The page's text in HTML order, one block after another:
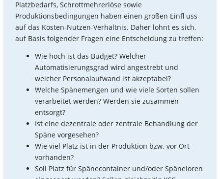
Platzbedarfs, Schrottmehrerlöse sowie
Produktionsbedingungen haben einen großen Einfl uss
auf das Kosten-Nutzen-Verhältnis. Daher lohnt es sich,
auf Basis folgender Fragen eine Entscheidung zu treffen:
Wie hoch ist das Budget? Welcher
Automatisierungsgrad wird angestrebt und
welcher Personalaufwand ist akzeptabel?
Welche Spänemengen und wie viele Sorten sollen
verarbeitet werden? Werden sie zusammen
entsorgt?
Ist eine dezentrale oder zentrale Behandlung der
Späne vorgesehen?
Wie viel Platz ist in der Produktion bzw. vor Ort
vorhanden?
Soll Platz für Spänecontainer und/oder Späneloren